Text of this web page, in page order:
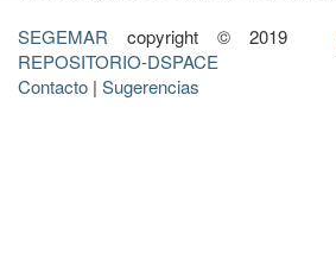
SEGEMAR copyright © 2019
REPOSITORIO-DSPACE
Contacto | Sugerencias